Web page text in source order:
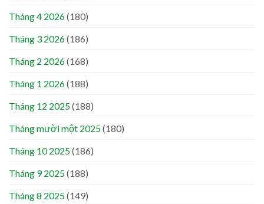
Tháng 4 2026(180)
Tháng 3 2026(186)
Tháng 2 2026(168)
Tháng 1 2026(188)
Tháng 12 2025(188)
Tháng mười một 2025(180)
Tháng 10 2025(186)
Tháng 9 2025(188)
Tháng 8 2025(149)